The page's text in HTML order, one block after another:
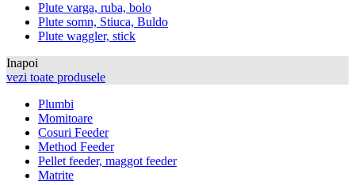
Plute varga, ruba, bolo
Plute somn, Stiuca, Buldo
Plute waggler, stick
Inapoi
vezi toate produsele
Plumbi
Momitoare
Cosuri Feeder
Method Feeder
Pellet feeder, maggot feeder
Matrite